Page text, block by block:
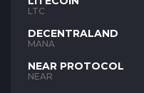
LTC
DECENTRALAND
MANA
NEAR PROTOCOL
NEAR